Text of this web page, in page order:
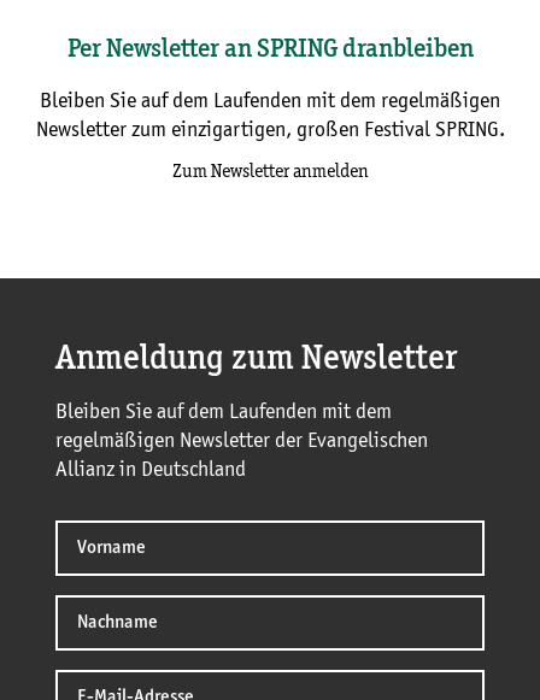
Per Newsletter an SPRING dranbleiben
Bleiben Sie auf dem Laufenden mit dem regelmäßigen
Newsletter zum einzigartigen, großen Festival SPRING.
Zum Newsletter anmelden
Anmeldung zum Newsletter
Bleiben Sie auf dem Laufenden mit dem
regelmäßigen Newsletter der Evangelischen
Allianz in Deutschland